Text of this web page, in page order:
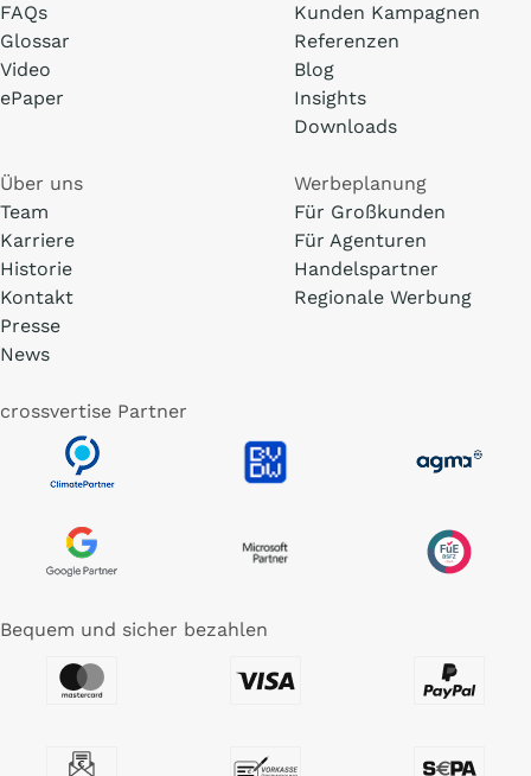
FAQs
Glossar
Video
ePaper
Kunden Kampagnen
Referenzen
Blog
Insights
Downloads
Über uns
Team
Karriere
Historie
Kontakt
Presse
News
Werbeplanung
Für Großkunden
Für Agenturen
Handelspartner
Regionale Werbung
crossvertise Partner
Bequem und sicher bezahlen